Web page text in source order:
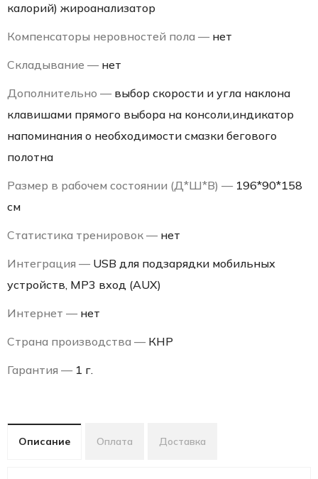
калорий) жироанализатор
Компенсаторы неровностей пола — нет
Складывание — нет
Дополнительно — выбор скорости и угла наклона
клавишами прямого выбора на консоли,индикатор
напоминания о необходимости смазки бегового
полотна
Размер в рабочем состоянии (Д*Ш*В) — 196*90*158
см
Статистика тренировок — нет
Интеграция — USB для подзарядки мобильных
устройств, MP3 вход (AUX)
Интернет — нет
Страна производства — КНР
Гарантия — 1 г.
Описание Оплата Доставка